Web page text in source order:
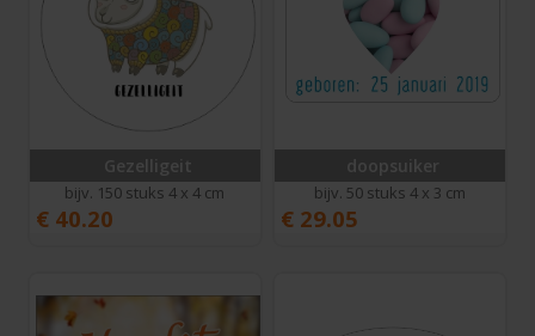
Gezelligeit
bijv. 150 stuks 4 x 4 cm
€ 40.20
doopsuiker
bijv. 50 stuks 4 x 3 cm
€ 29.05